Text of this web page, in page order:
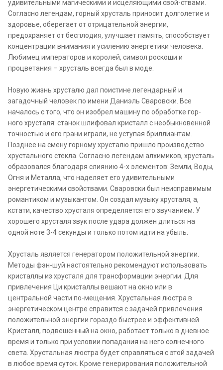
удивительными магическими и исцеляющими свой-ствами.
Согласно легендам, горный хрусталь приносит долголетие и
здоровье, оберегает от отрицательной энергии,
предохраняет от бесплодия, улучшает память, способствует
концентрации внимания и усилению энергетики человека.
Любимец императоров и королей, символ роскоши и
процветания – хрусталь всегда был в моде.
Новую жизнь хрусталю дал поистине легендарный и
загадочный человек по имени Даниэль Сваровски. Все
началось с того, что он изобрел машину по обработке гор-
ного хрусталя: станок шлифовал кристалл с необыкновенной
точностью и его грани играли, не уступая бриллиантам.
Позднее на смену горному хрусталю пришло производство
хрустального стекла. Согласно легендам алхимиков, хрусталь
образовался благодаря слиянию 4-х элементов: Земли, Воды,
Огня и Металла, что наделяет его удивительными
энергетическими свойствами. Сваровски был неисправимым
романтиком и музыкантом. Он создал музыку хрусталя, а,
кстати, качество хрусталя определяется его звучанием. У
хорошего хрусталя звук после удара должен длиться на
одной ноте 3-4 секунды и только потом идти на убыль.
Хрусталь является генератором положительной энергии.
Методы фэн-шуй настоятельно рекомендуют использовать
кристаллы из хрусталя для трансформации энергии. Для
привлечения Ци кристаллы вешают на окно или в
центральной части по-мещения. Хрустальная люстра в
энергетическом центре справится с задачей привлечения
положительной энергии гораздо быстрее и эффективней.
Кристалл, подвешенный на окно, работает только в дневное
время и только при условии попадания на него солнечного
света. Хрустальная люстра будет справляться с этой задачей
в любое время суток. Кроме генерирования положительной